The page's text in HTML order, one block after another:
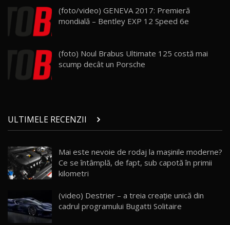
mai Exclusiv și Puternic Defender Testat în
Moldova
32:21
AutoBlog.MD
10:57
28
Noul Geely Monjaro 2025! Mai ieftin și mai
dotat / Test Drive AutoBlog.MD
29
ZEEKR 9X - PRIMUL TEST DRIVE ÎN ROMÂNĂ!
CUM SE CONDUCE?
33:40
30
Primele impresii despre BYD Seal U DM-i,
Sealion 7 și Seal 5 DM-i / Test Drive
(foto/video) GENEVA 2017: Premieră
mondială – Bentley EXP 12 Speed 6e
(foto) Noul Brabus Ultimate 125 costă mai
scump decât un Porsche
ULTIMELE RECENZII
Mai este nevoie de rodaj la mașinile moderne?
Ce se întâmplă, de fapt, sub capotă în primii
kilometri
(video) Destrier – a treia creație unică din
cadrul programului Bugatti Solitaire